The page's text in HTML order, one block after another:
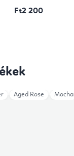
Ft2 200
Aged Rose Mocha